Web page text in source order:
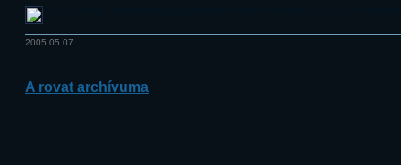
2005.05.07.
A rovat archívuma